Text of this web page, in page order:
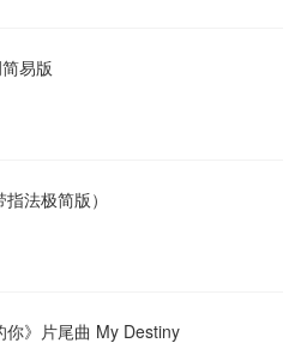
易版
法极简版）
你》片尾曲 My Destiny